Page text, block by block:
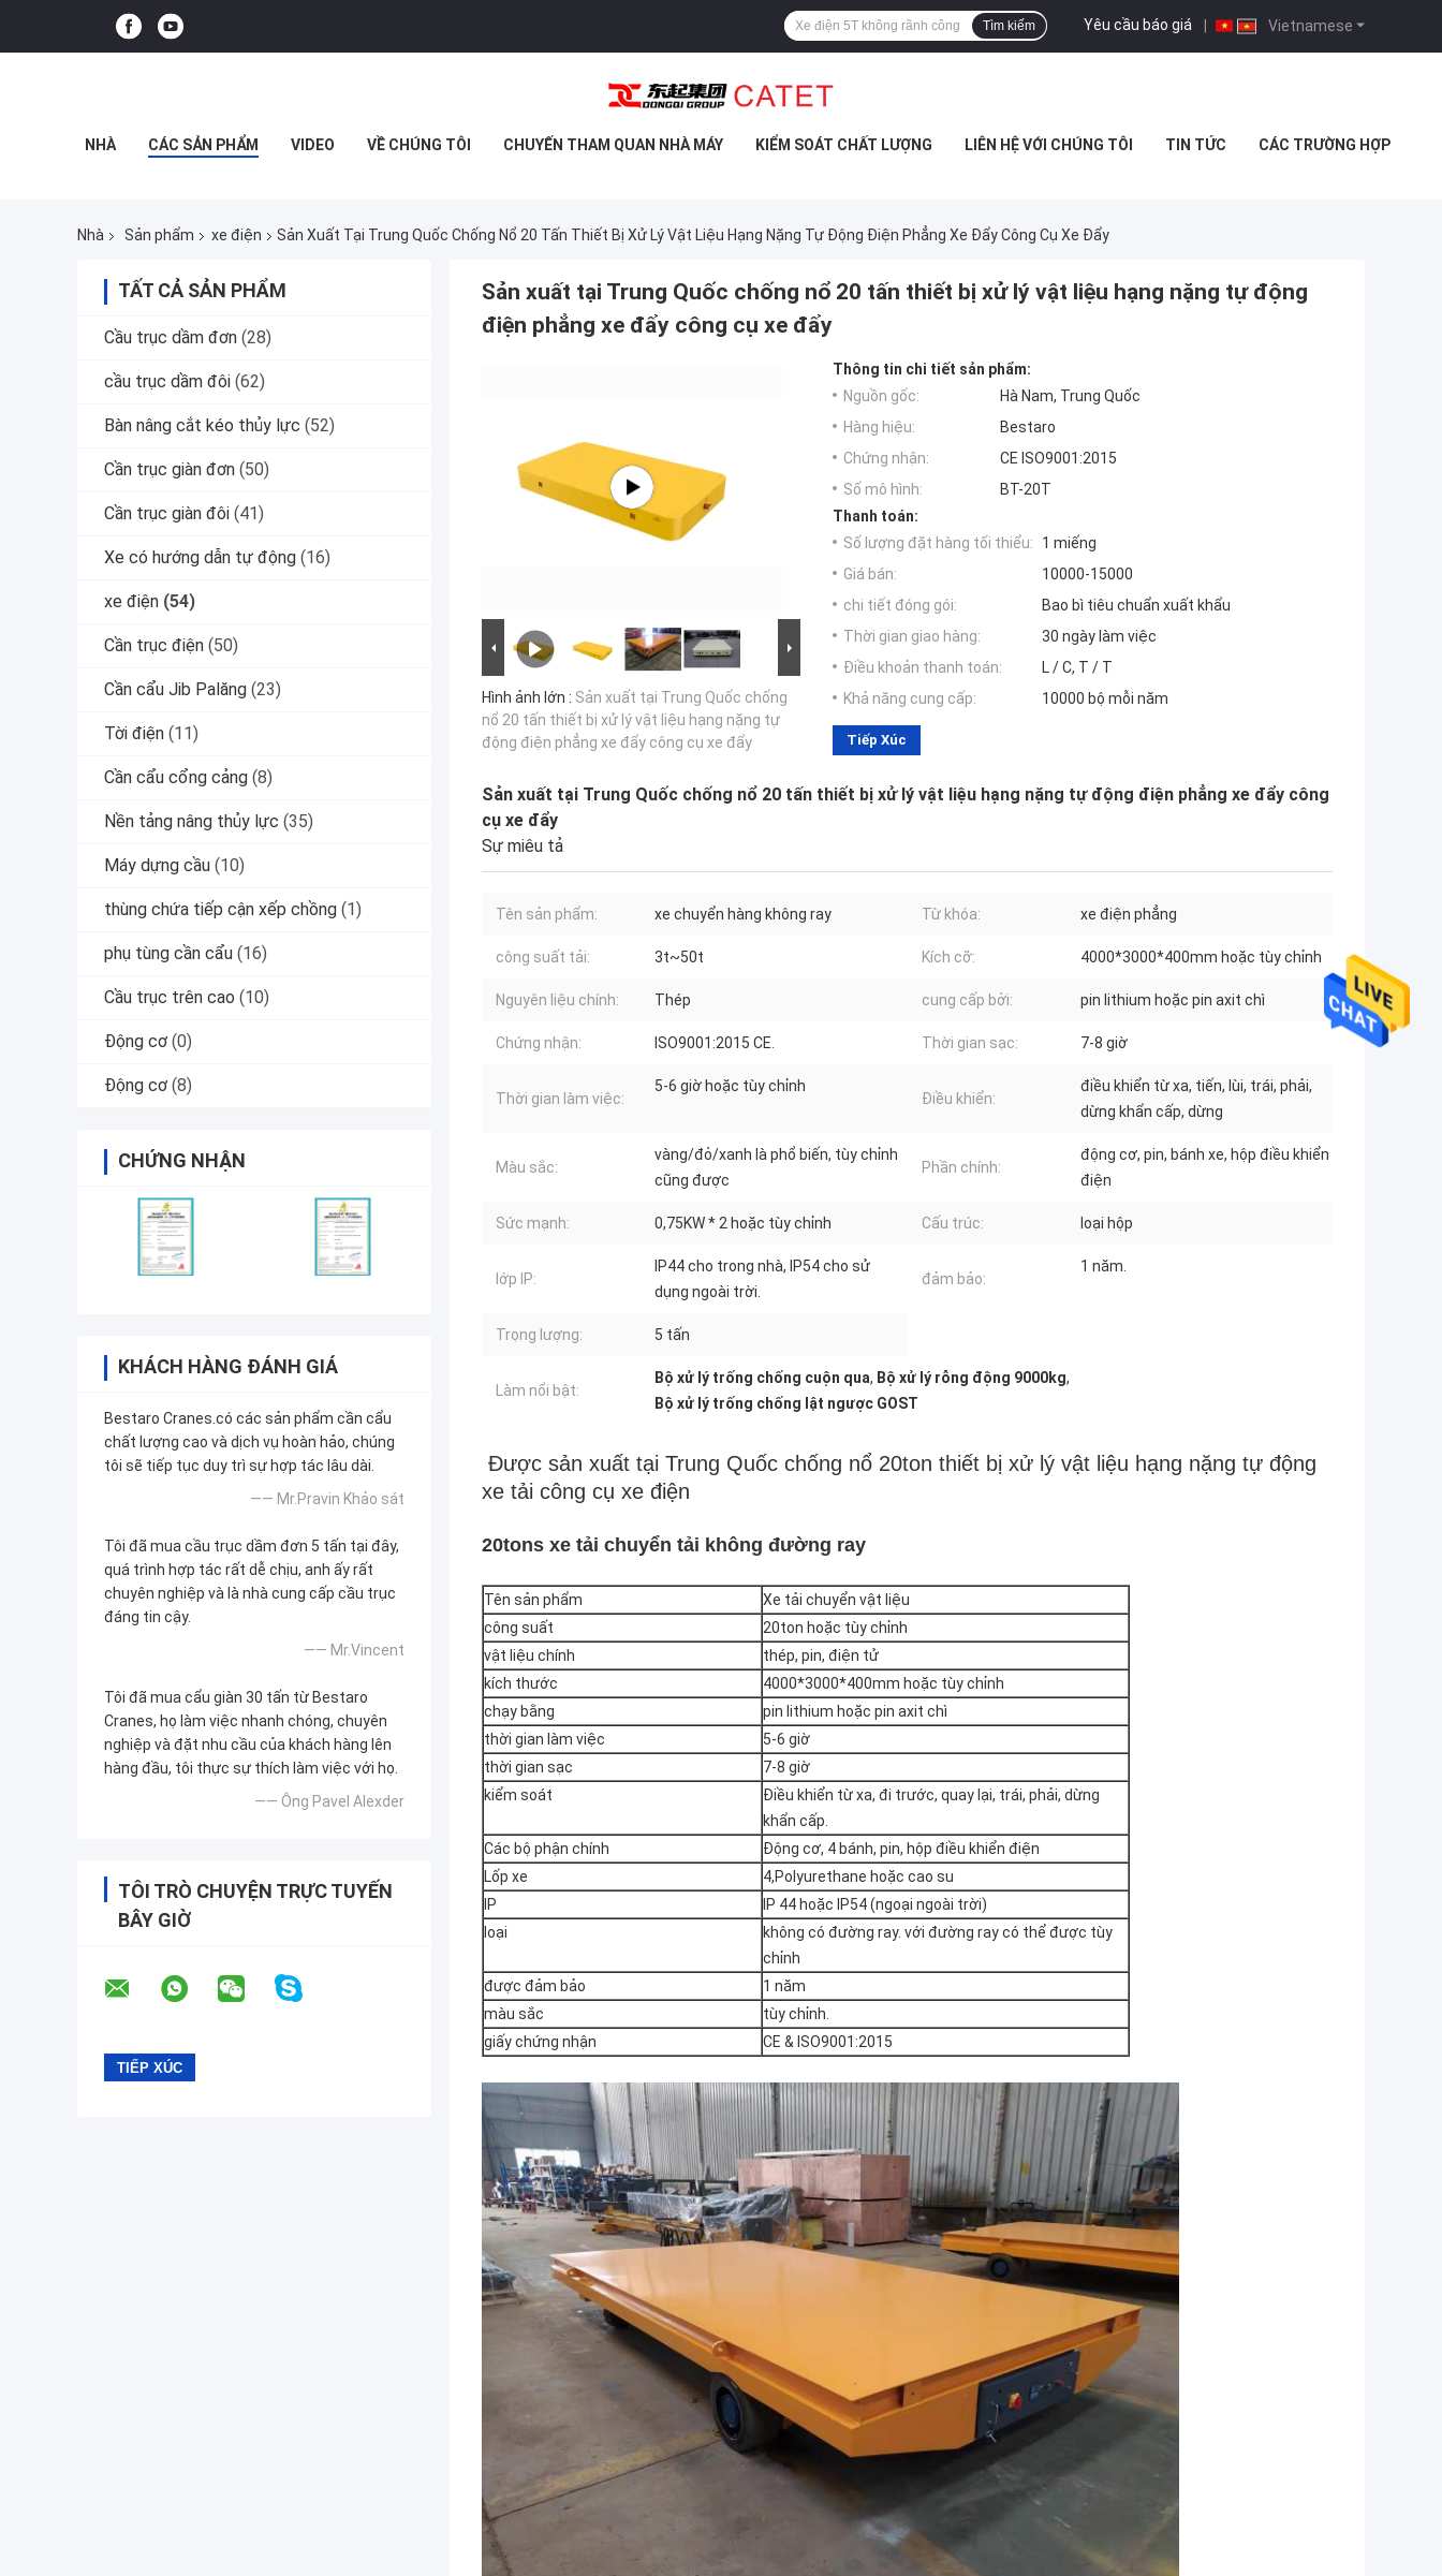
Vietnamese
Yêu cầu báo giá |
Tìm kiếm
NHÀ CÁC SẢN PHẨM VIDEO VỀ CHÚNG TÔI CHUYẾN THAM QUAN NHÀ MÁY KIỂM SOÁT CHẤT LƯỢNG LIÊN HỆ VỚI CHÚNG TÔI TIN TỨC CÁC TRƯỜNG HỢP
Nhà Sản phẩm xe điện Sản Xuất Tại Trung Quốc Chống Nổ 20 Tấn Thiết Bị Xử Lý Vật Liệu Hạng Nặng Tự Động Điện Phẳng Xe Đẩy Công Cụ Xe Đẩy
TẤT CẢ SẢN PHẨM
Cầu trục dầm đơn (28)
cầu trục dầm đôi (62)
Bàn nâng cắt kéo thủy lực (52)
Cần trục giàn đơn (50)
Cần trục giàn đôi (41)
Xe có hướng dẫn tự động (16)
xe điện (54)
Cần trục điện (50)
Cần cẩu Jib Palăng (23)
Tời điện (11)
Cần cẩu cổng cảng (8)
Nền tảng nâng thủy lực (35)
Máy dựng cầu (10)
thùng chứa tiếp cận xếp chồng (1)
phụ tùng cần cẩu (16)
Cầu trục trên cao (10)
Động cơ (0)
Động cơ (8)
CHỨNG NHẬN
KHÁCH HÀNG ĐÁNH GIÁ
Bestaro Cranes.có các sản phẩm cần cẩu
chất lượng cao và dịch vụ hoàn hảo, chúng
tôi sẽ tiếp tục duy trì sự hợp tác lâu dài.
—— Mr.Pravin Khảo sát
Tôi đã mua cầu trục dầm đơn 5 tấn tại đây,
quá trình hợp tác rất dễ chịu, anh ấy rất
chuyên nghiệp và là nhà cung cấp cầu trục
đáng tin cậy.
—— Mr.Vincent
Tôi đã mua cẩu giàn 30 tấn từ Bestaro
Cranes, họ làm việc nhanh chóng, chuyên
nghiệp và đặt nhu cầu của khách hàng lên
hàng đầu, tôi thực sự thích làm việc với họ.
—— Ông Pavel Alexder
TÔI TRÒ CHUYỆN TRỰC TUYẾN
BÂY GIỜ
Sản xuất tại Trung Quốc chống nổ 20 tấn thiết bị xử lý vật liệu hạng nặng tự động
điện phẳng xe đẩy công cụ xe đẩy
Hình ảnh lớn : Sản xuất tại Trung Quốc chống
nổ 20 tấn thiết bị xử lý vật liệu hạng nặng tự
động điện phẳng xe đẩy công cụ xe đẩy
Thông tin chi tiết sản phẩm:
Nguồn gốc:
Hà Nam, Trung Quốc
Hàng hiệu:
Bestaro
Chứng nhận:
CE ISO9001:2015
Số mô hình:
BT-20T
Thanh toán:
Số lượng đặt hàng tối thiểu:
1 miếng
Giá bán:
10000-15000
chi tiết đóng gói:
Bao bì tiêu chuẩn xuất khẩu
Thời gian giao hàng:
30 ngày làm việc
Điều khoản thanh toán:
L / C, T / T
Khả năng cung cấp:
10000 bộ mỗi năm
Tiếp Xúc
Sản xuất tại Trung Quốc chống nổ 20 tấn thiết bị xử lý vật liệu hạng nặng tự động điện phẳng xe đẩy công
cụ xe đẩy
Sự miêu tả
Tên sản phẩm: xe chuyển hàng không ray Từ khóa: xe điện phẳng
công suất tải: 3t~50t Kích cỡ: 4000*3000*400mm hoặc tùy chỉnh
Nguyên liệu chính: Thép cung cấp bởi: pin lithium hoặc pin axit chì
Chứng nhận: ISO9001:2015 CE. Thời gian sạc: 7-8 giờ
Thời gian làm việc:
5-6 giờ hoặc tùy chỉnh
Điều khiển:
điều khiển từ xa, tiến, lùi, trái, phải,
dừng khẩn cấp, dừng
Màu sắc:
vàng/đỏ/xanh là phổ biến, tùy chỉnh
cũng được
Phần chính:
động cơ, pin, bánh xe, hộp điều khiển
điện
Sức mạnh: 0,75KW * 2 hoặc tùy chỉnh Cấu trúc: loại hộp
lớp IP:
IP44 cho trong nhà, IP54 cho sử
dụng ngoài trời.
đảm bảo:
1 năm.
Trọng lượng: 5 tấn
Làm nổi bật:
Bộ xử lý trống chống cuộn qua, Bộ xử lý rỗng động 9000kg,
Bộ xử lý trống chống lật ngược GOST
Được sản xuất tại Trung Quốc chống nổ 20ton thiết bị xử lý vật liệu hạng nặng tự động
xe tải công cụ xe điện
20tons xe tải chuyển tải không đường ray
Tên sản phẩm
Xe tải chuyển vật liệu
công suất
20ton hoặc tùy chỉnh
vật liệu chính
thép, pin, điện tử
kích thước
4000*3000*400mm hoặc tùy chỉnh
chạy bằng
pin lithium hoặc pin axit chì
thời gian làm việc
5-6 giờ
thời gian sạc
7-8 giờ
kiểm soát
Điều khiển từ xa, đi trước, quay lại, trái, phải, dừng
khẩn cấp.
Các bộ phận chính
Động cơ, 4 bánh, pin, hộp điều khiển điện
Lốp xe
4,Polyurethane hoặc cao su
IP
IP 44 hoặc IP54 (ngoại ngoài trời)
loại
không có đường ray. với đường ray có thể được tùy
chỉnh
được đảm bảo
1 năm
màu sắc
tùy chỉnh.
giấy chứng nhận
CE & ISO9001:2015